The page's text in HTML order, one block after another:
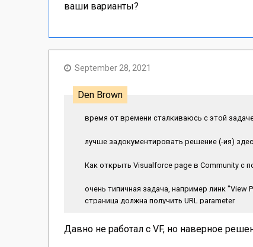
ваши варианты?
September 28, 2021
Den Brown
время от времени сталкиваюсь с этой
лучше задокументировать решение (-ия)
Как открыть Visualforce page в Community с
очень типичная задача, например линк "View PDF" на LWC в Community должен каким то
страница должна получить URL parameter
ваши варианты?
Давно не работал с VF, но наверное